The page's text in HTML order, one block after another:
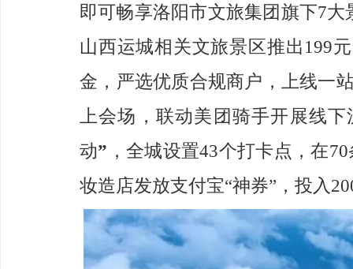
即可畅享洛阳市文旅集团旗下7
山西运城相关文旅景区推出199
金，严选优质合规商户，上线一
上会场，联动美团骑手开展线
动” ，全城设置43个打卡点，在
妆造店发放支付宝“神券”，投入